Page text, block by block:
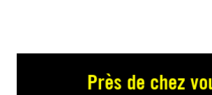
Près de chez